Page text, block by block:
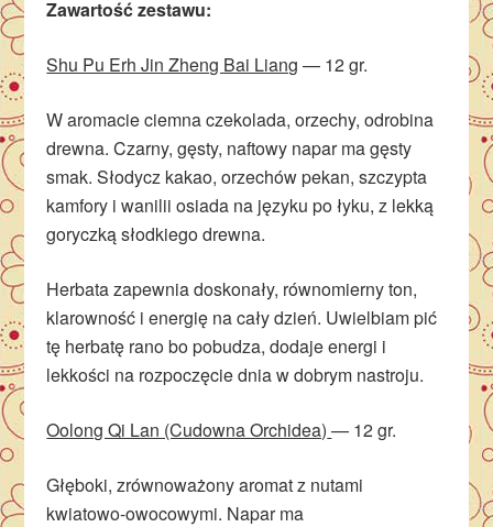
Zawartość zestawu:
Shu Pu Erh Jin Zheng Bai Liang — 12 gr.
W aromacie ciemna czekolada, orzechy, odrobina
drewna. Czarny, gęsty, naftowy napar ma gęsty
smak. Słodycz kakao, orzechów pekan, szczypta
kamfory i wanilii osiada na języku po łyku, z lekką
goryczką słodkiego drewna.
Herbata zapewnia doskonały, równomierny ton,
klarowność i energię na cały dzień. Uwielbiam pić
tę herbatę rano bo pobudza, dodaje energi i
lekkości na rozpoczęcie dnia w dobrym nastroju.
Oolong Qi Lan (Cudowna Orchidea) — 12 gr.
Głęboki, zrównoważony aromat z nutami
kwiatowo-owocowymi. Napar ma